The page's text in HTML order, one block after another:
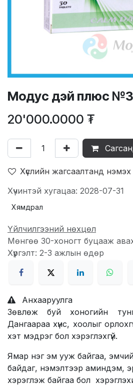
Модус дэй плюс
20'000.0000 ₮
Хүслийн жагсаалтанд нэмэх
Хүчинтэй хугацаа: 2028-07-31
Хямдрал
Үйлчилгээний нөхцөл
Мөнгөө 30-хоногт буцааж
Хүргэлт: 2-3 ажлын өдөр
Анхааруулга
Зөвлөж буй хоногийн тунг
Дангаараа хүнс, хоолыг
хэт мэдрэг бол хэрэглэхгүй.
Ямар нэг эм ууж байгаа,
байдаг, нэмэлтээр аминдэм,
хэрэглэж байгаа бол